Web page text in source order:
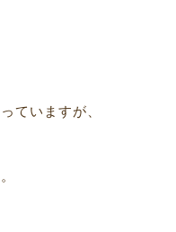
ていますが、